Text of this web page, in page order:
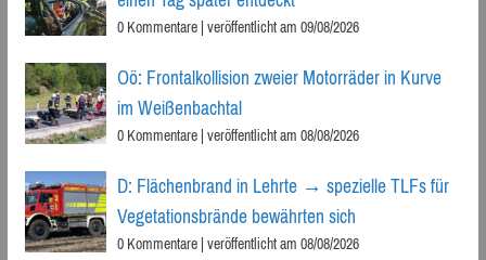
0 Kommentare|veröffentlicht am 09/08/2026
Oö: Frontalkollision zweier Motorräder in Kurve
im Weißenbachtal
0 Kommentare|veröffentlicht am 08/08/2026
D: Flächenbrand in Lehrte → spezielle TLFs für
Vegetationsbrände bewährten sich
0 Kommentare|veröffentlicht am 08/08/2026